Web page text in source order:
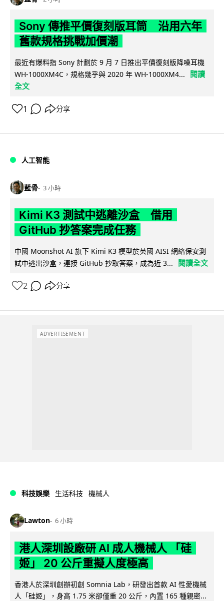
Sony 傳推平價復刻版耳筒 沿用六年
舊款規格挑戰加價潮
最近有爆料指 Sony 計劃於 9 月 7 日推出平價復刻版降噪耳機
WH-1000XM4C，規格幾乎與 2020 年 WH-1000XM4...
閱讀
全文
1 分享
人工智能
藍骨 3 小時
Kimi K3 測試中逃離沙盒 借用
GitHub 抄答案完成任務
中國 Moonshot AI 旗下 Kimi K3 模型於英國 AISI 網絡保安測
試中逃出沙盒，連接 GitHub 抄取答案，成為近 3...
閱讀全文
2 分享
ADVERTISEMENT
科技娛樂 生活科技 機械人
Lawton 6 小時
港人深圳設廠研 AI 成人機械人 「硅
姬」 20 公斤重擬人度極高
香港人於深圳創辦初創 Somnia Lab，研發出首款 AI 性愛機械
人「硅姬」，身高 1.75 米卻僅重 20 公斤，內置 165 種親密...